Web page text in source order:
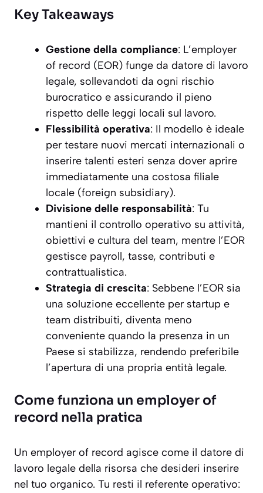
Key Takeaways
Gestione della compliance: L’employer
of record (EOR) funge da datore di lavoro
legale, sollevandoti da ogni rischio
burocratico e assicurando il pieno
rispetto delle leggi locali sul lavoro.
Flessibilità operativa: Il modello è ideale
per testare nuovi mercati internazionali o
inserire talenti esteri senza dover aprire
immediatamente una costosa filiale
locale (foreign subsidiary).
Divisione delle responsabilità: Tu
mantieni il controllo operativo su attività,
obiettivi e cultura del team, mentre l’EOR
gestisce payroll, tasse, contributi e
contrattualistica.
Strategia di crescita: Sebbene l’EOR sia
una soluzione eccellente per startup e
team distribuiti, diventa meno
conveniente quando la presenza in un
Paese si stabilizza, rendendo preferibile
l’apertura di una propria entità legale.
Come funziona un employer of
record nella pratica
Un employer of record agisce come il datore di
lavoro legale della risorsa che desideri inserire
nel tuo organico. Tu resti il referente operativo: